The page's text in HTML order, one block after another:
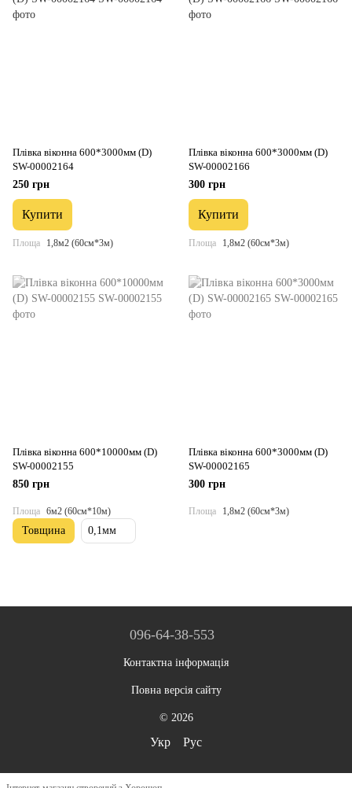
Плівка віконна 600*3000мм (D)
SW-00002164
250 грн
Купити
Площа 1,8м2 (60см*3м)
Плівка віконна 600*3000мм (D)
SW-00002166
300 грн
Купити
Площа 1,8м2 (60см*3м)
Плівка віконна 600*10000мм (D)
SW-00002155
850 грн
Площа 6м2 (60см*10м)
Плівка віконна 600*3000мм (D)
SW-00002165
300 грн
Площа 1,8м2 (60см*3м)
Товщина 0,1мм
096-64-38-553
Контактна інформація
Повна версія сайту
© 2026
Укр Рус